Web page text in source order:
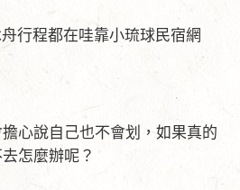
心說自己也不會划，如果真的
怎麼辦呢？